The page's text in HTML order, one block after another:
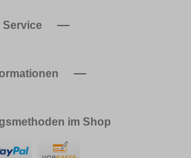
Service
im Shop